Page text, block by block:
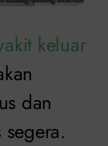
keluar
dan